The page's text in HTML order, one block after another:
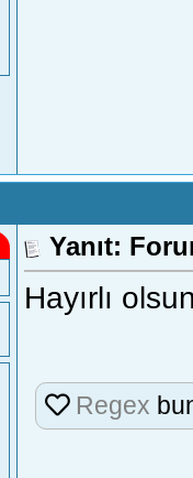
Yanıt:
Hayırlı
Regex